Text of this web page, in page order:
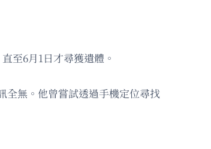
至6月1日才尋獲遺體。
全無。他曾嘗試透過手機定位尋找